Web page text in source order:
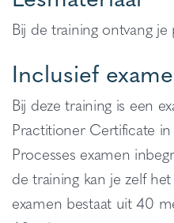
Bij de training ontvang je
Inclusief
Bij deze training is een
Practitioner Certificate
Processes examen
de training kan je zelf
examen bestaat uit 40